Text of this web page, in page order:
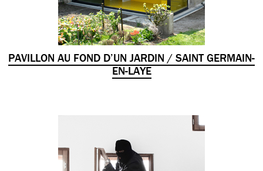
PAVILLON AU FOND D’UN JARDIN / SAINT GERMAIN-
EN-LAYE